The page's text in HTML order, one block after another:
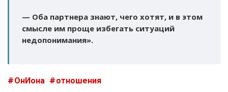
— Оба партнера знают, чего хотят, и в этом
смысле им проще избегать ситуаций
недопонимания».
ОнИона отношения